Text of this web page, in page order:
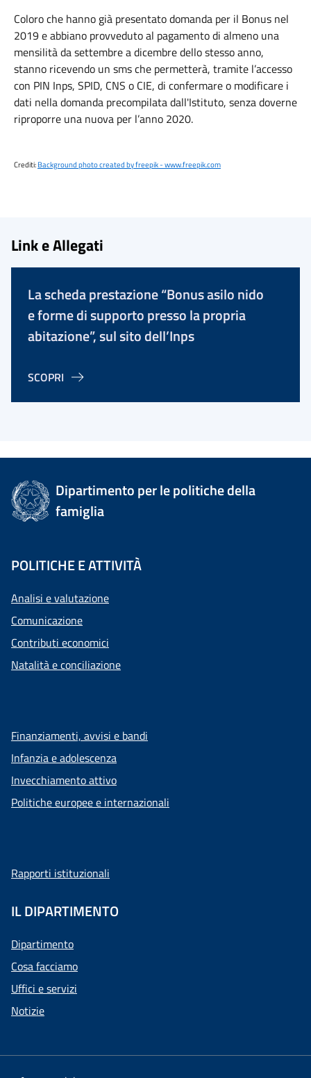
Coloro che hanno già presentato domanda per il Bonus nel
2019 e abbiano provveduto al pagamento di almeno una
mensilità da settembre a dicembre dello stesso anno,
stanno ricevendo un sms che permetterà, tramite l’accesso
con PIN Inps, SPID, CNS o CIE, di confermare o modificare i
dati nella domanda precompilata dall'Istituto, senza doverne
riproporre una nuova per l’anno 2020.
Crediti:Background photo created by freepik - www.freepik.com
Link e Allegati
La scheda prestazione “Bonus asilo nido
e forme di supporto presso la propria
abitazione”, sul sito dell’Inps
SCOPRI
Dipartimento per le politiche della
famiglia
POLITICHE E ATTIVITÀ
Analisi e valutazione
Comunicazione
Contributi economici
Natalità e conciliazione
Finanziamenti, avvisi e bandi
Infanzia e adolescenza
Invecchiamento attivo
Politiche europee e internazionali
Rapporti istituzionali
IL DIPARTIMENTO
Dipartimento
Cosa facciamo
Uffici e servizi
Notizie